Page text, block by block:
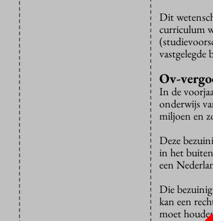
Dit
curriculum
vastgelegde
Ov-
In de
onderwijs
miljoen en
Deze
in het
een
Die
kan een
moet